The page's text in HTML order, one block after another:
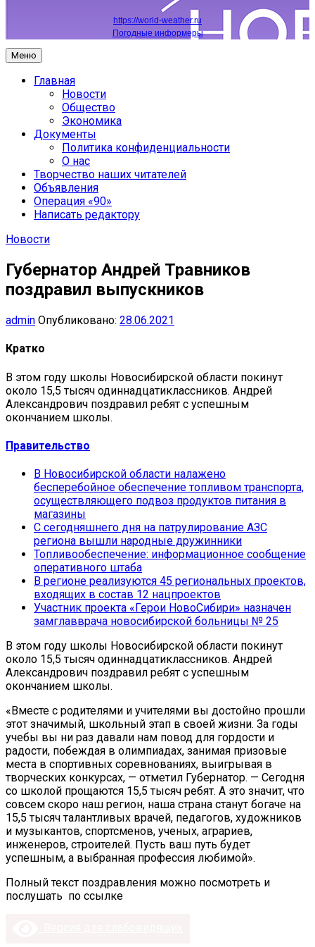
https://world-weather.ru
Погодные информеры
Меню
Главная
Новости
Общество
Экономика
Документы
Политика конфиденциальности
О нас
Творчество наших читателей
Объявления
Операция «90»
Написать редактору
Новости
Губернатор Андрей Травников
поздравил выпускников
admin Опубликовано: 28.06.2021
Кратко
В этом году школы Новосибирской области покинут
около 15,5 тысяч одиннадцатиклассников. Андрей
Александрович поздравил ребят с успешным
окончанием школы.
Правительство
В Новосибирской области налажено
бесперебойное обеспечение топливом транспорта,
осуществляющего подвоз продуктов питания в
магазины
С сегодняшнего дня на патрулирование АЗС
региона вышли народные дружинники
Топливообеспечение: информационное сообщение
оперативного штаба
В регионе реализуются 45 региональных проектов,
входящих в состав 12 нацпроектов
Участник проекта «Герои НовоСибири» назначен
замглавврача новосибирской больницы № 25
В этом году школы Новосибирской области покинут
около 15,5 тысяч одиннадцатиклассников. Андрей
Александрович поздравил ребят с успешным
окончанием школы.
«Вместе с родителями и учителями вы достойно прошли
этот значимый, школьный этап в своей жизни. За годы
учебы вы ни раз давали нам повод для гордости и
радости, побеждая в олимпиадах, занимая призовые
места в спортивных соревнованиях, выигрывая в
творческих конкурсах, — отметил Губернатор. — Сегодня
со школой прощаются 15,5 тысяч ребят. А это значит, что
совсем скоро наш регион, наша страна станут богаче на
15,5 тысяч талантливых врачей, педагогов, художников
и музыкантов, спортсменов, ученых, аграриев,
инженеров, строителей. Пусть ваш путь будет
успешным, а выбранная профессия любимой».
Полный текст поздравления можно посмотреть и
послушать по ссылке